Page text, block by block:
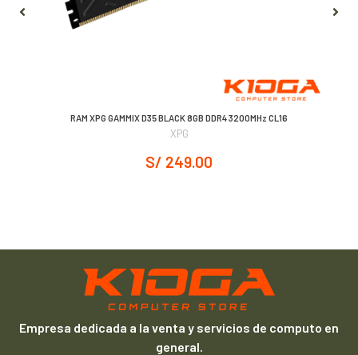
RAM XPG GAMMIX D35 BLACK 8GB DDR4 3200MHz CL16
XPG
S/ 249.00
Empresa dedicada a la venta y servicios de computo en
general.